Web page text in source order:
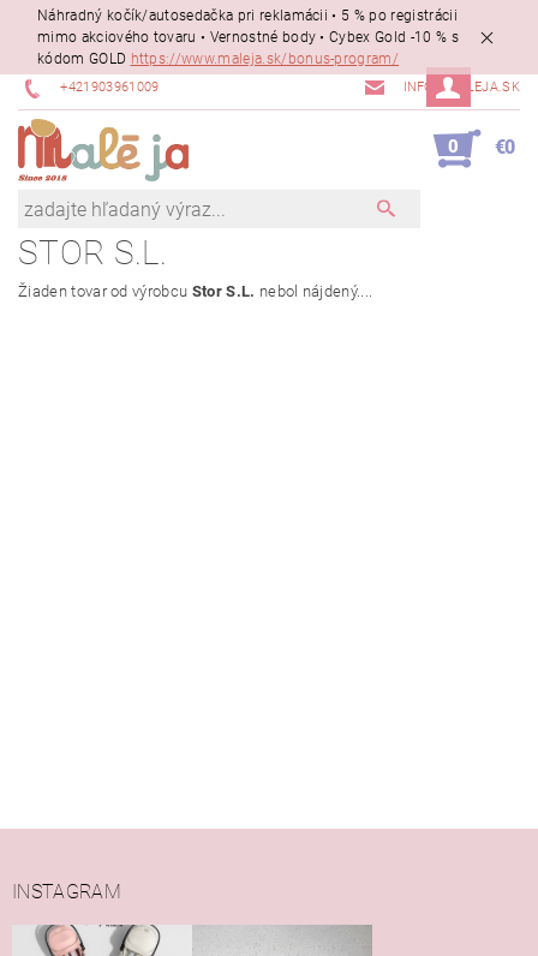
Náhradný kočík/autosedačka pri reklamácii • 5 % po registrácii
mimo akciového tovaru • Vernostné body • Cybex Gold -10 % s
kódom GOLD https://www.maleja.sk/bonus-program/
+421903961009 INFO@MALEJA.SK
0 €0
STOR S.L.
Žiaden tovar od výrobcu Stor S.L. nebol nájdený....
INSTAGRAM